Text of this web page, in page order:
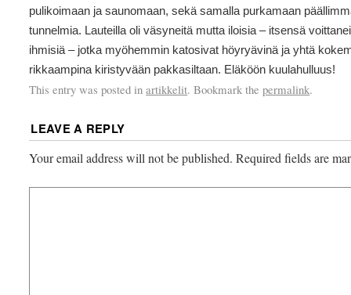
pulikoimaan ja saunomaan, sekä samalla purkamaan
tunnelmia. Lauteilla oli väsyneitä mutta iloisia – itsensä
ihmisiä – jotka myöhemmin katosivat höyryävinä ja yhtä
rikkaampina kiristyvään pakkasiltaan. Eläköön kuulahulluus!
This entry was posted inartikkelit. Bookmark thepermalink.
LEAVE A REPLY
Your email address will not be published. Required fields are